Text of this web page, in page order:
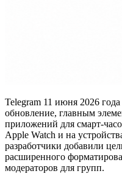
Telegram 11 июня 2026 года
обновление, главным
приложений для смарт-
Apple Watch и на
разработчики добавили
расширенного
модераторов для групп.